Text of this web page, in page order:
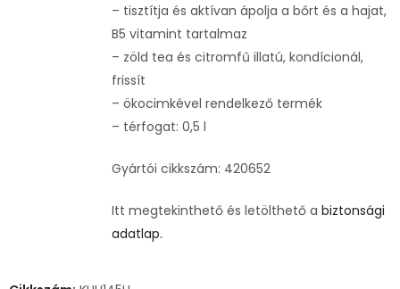
– tisztítja és aktívan ápolja a bőrt és a hajat,
B5 vitamint tartalmaz
– zöld tea és citromfű illatú, kondícionál,
frissít
– ökocimkével rendelkező termék
– térfogat: 0,5 l
Gyártói cikkszám: 420652
Itt megtekinthető és letölthető a biztonsági
adatlap.